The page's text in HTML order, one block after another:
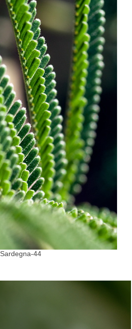
Sardegna-44